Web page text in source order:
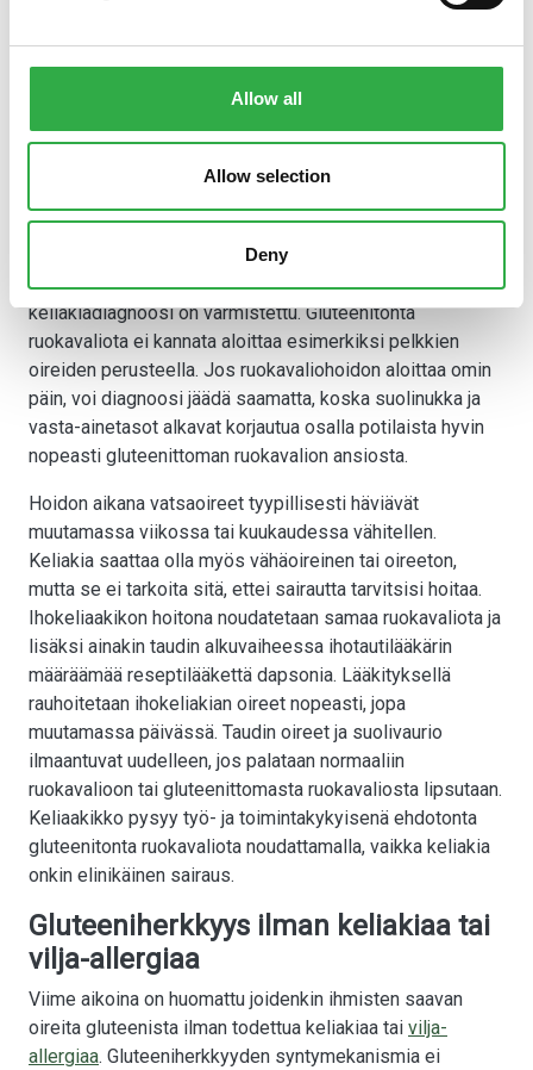
Allow all
Allow selection
Deny
pyritään mahdollisimman tiukasti karttamaan mainittuja
käytetään luontaisesti gluteenittomia viljalajeja, kuten
riisiä, tattaria, hirssiä tai maissia. Gluteenitonta
sallittuja tuotteita, mutta kauratuotteessa pitää olla
merkintä ”gluteeniton kaura”. Ruokavaliohoito aloitetaan
ohjatusti ravitsemusterapeutin kanssa. Lue
Gluteeniton ruokavaliohoito aloitetaan vasta, kun
keliakiadiagnoosi on varmistettu. Gluteenitonta
ruokavaliota ei kannata aloittaa esimerkiksi pelkkien
oireiden perusteella. Jos ruokavaliohoidon aloittaa omin
päin, voi diagnoosi jäädä saamatta, koska suolinukka ja
vasta-ainetasot alkavat korjautua osalla potilaista hyvin
nopeasti gluteenittoman ruokavalion ansiosta.
Hoidon aikana vatsaoireet tyypillisesti häviävät
muutamassa viikossa tai kuukaudessa vähitellen.
Keliakia saattaa olla myös vähäoireinen tai oireeton,
mutta se ei tarkoita sitä, ettei sairautta tarvitsisi hoitaa.
Ihokeliaakikon hoitona noudatetaan samaa ruokavaliota ja
lisäksi ainakin taudin alkuvaiheessa ihotautilääkärin
määräämää reseptilääkettä dapsonia. Lääkityksellä
rauhoitetaan ihokeliakian oireet nopeasti, jopa
muutamassa päivässä. Taudin oireet ja suolivaurio
ilmaantuvat uudelleen, jos palataan normaaliin
ruokavalioon tai gluteenittomasta ruokavaliosta lipsutaan.
Keliaakikko pysyy työ- ja toimintakykyisenä ehdotonta
gluteenitonta ruokavaliota noudattamalla, vaikka k­­eliakia
onkin elinikäinen sairaus.
Gluteeniherkkyys ilman keliakiaa tai
vilja-allergiaa
Viime aikoina on huomattu joidenkin ihmisten saavan
oireita gluteenista ilman todettua keliakiaa tai vilja-
allergiaa. Gluteeniherkkyyden syntymekanismia ei